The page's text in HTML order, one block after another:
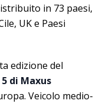
in 73 paesi,
UK e Paesi
edizione del
di Maxus
Veicolo medio-